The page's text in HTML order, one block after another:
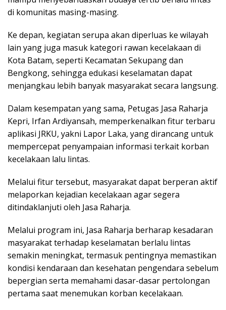
di komunitas masing-masing.
Ke depan, kegiatan serupa akan diperluas ke wilayah
lain yang juga masuk kategori rawan kecelakaan di
Kota Batam, seperti Kecamatan Sekupang dan
Bengkong, sehingga edukasi keselamatan dapat
menjangkau lebih banyak masyarakat secara langsung.
Dalam kesempatan yang sama, Petugas Jasa Raharja
Kepri, Irfan Ardiyansah, memperkenalkan fitur terbaru
aplikasi JRKU, yakni Lapor Laka, yang dirancang untuk
mempercepat penyampaian informasi terkait korban
kecelakaan lalu lintas.
Melalui fitur tersebut, masyarakat dapat berperan aktif
melaporkan kejadian kecelakaan agar segera
ditindaklanjuti oleh Jasa Raharja.
Melalui program ini, Jasa Raharja berharap kesadaran
masyarakat terhadap keselamatan berlalu lintas
semakin meningkat, termasuk pentingnya memastikan
kondisi kendaraan dan kesehatan pengendara sebelum
bepergian serta memahami dasar-dasar pertolongan
pertama saat menemukan korban kecelakaan.